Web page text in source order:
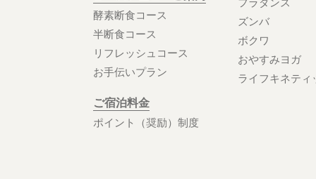
酵素断食コース
半断食コース
リフレッシュコース
お手伝いプラン
ご宿泊料金
ポイント（奨励）制度
ズンバ
ボクワ
おやすみヨガ
ライフキネティ